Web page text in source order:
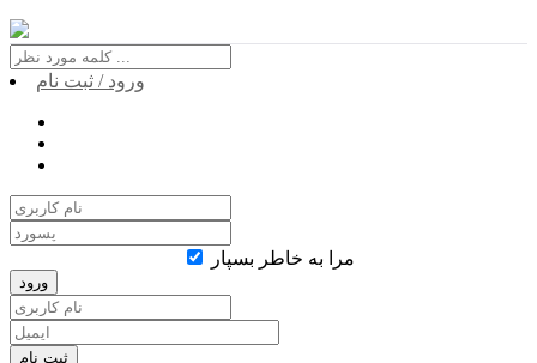
ورود / ثبت نام
مرا به خاطر بسپار